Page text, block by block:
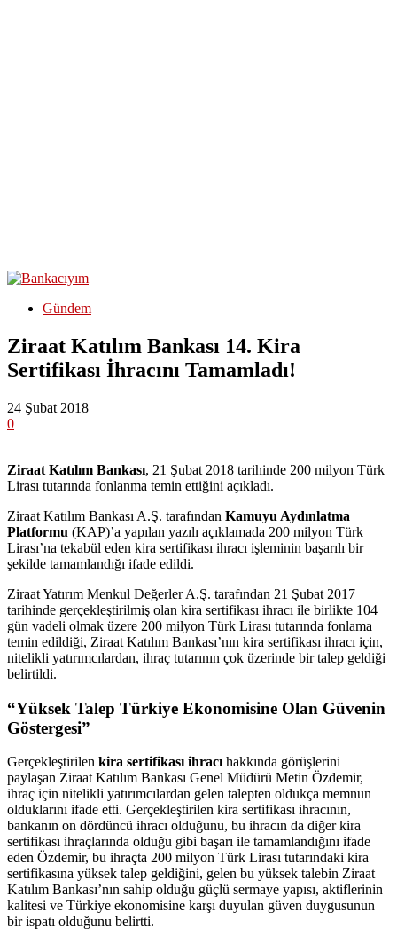
Gündem
Ziraat Katılım Bankası 14. Kira
Sertifikası İhracını Tamamladı!
24 Şubat 2018
0
Ziraat Katılım Bankası, 21 Şubat 2018 tarihinde 200 milyon Türk
Lirası tutarında fonlanma temin ettiğini açıkladı.
Ziraat Katılım Bankası A.Ş. tarafından Kamuyu Aydınlatma
Platformu (KAP)’a yapılan yazılı açıklamada 200 milyon Türk
Lirası’na tekabül eden kira sertifikası ihracı işleminin başarılı bir
şekilde tamamlandığı ifade edildi.
Ziraat Yatırım Menkul Değerler A.Ş. tarafından 21 Şubat 2017
tarihinde gerçekleştirilmiş olan kira sertifikası ihracı ile birlikte 104
gün vadeli olmak üzere 200 milyon Türk Lirası tutarında fonlama
temin edildiği, Ziraat Katılım Bankası’nın kira sertifikası ihracı için,
nitelikli yatırımcılardan, ihraç tutarının çok üzerinde bir talep geldiği
belirtildi.
“Yüksek Talep Türkiye Ekonomisine Olan Güvenin
Göstergesi”
Gerçekleştirilen kira sertifikası ihracı hakkında görüşlerini
paylaşan Ziraat Katılım Bankası Genel Müdürü Metin Özdemir,
ihraç için nitelikli yatırımcılardan gelen talepten oldukça memnun
olduklarını ifade etti. Gerçekleştirilen kira sertifikası ihracının,
bankanın on dördüncü ihracı olduğunu, bu ihracın da diğer kira
sertifikası ihraçlarında olduğu gibi başarı ile tamamlandığını ifade
eden Özdemir, bu ihraçta 200 milyon Türk Lirası tutarındaki kira
sertifikasına yüksek talep geldiğini, gelen bu yüksek talebin Ziraat
Katılım Bankası’nın sahip olduğu güçlü sermaye yapısı, aktiflerinin
kalitesi ve Türkiye ekonomisine karşı duyulan güven duygusunun
bir ispatı olduğunu belirtti.